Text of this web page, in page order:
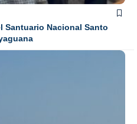
Santuario Nacional Santo